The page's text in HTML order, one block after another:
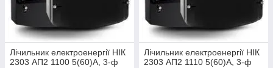
Лічильник електроенергії НІК
2303 АП2 1100 5(60)А, 3-ф
Лічильник електроенергії НІК
2303 АП2 1110 5(60)А, 3-ф